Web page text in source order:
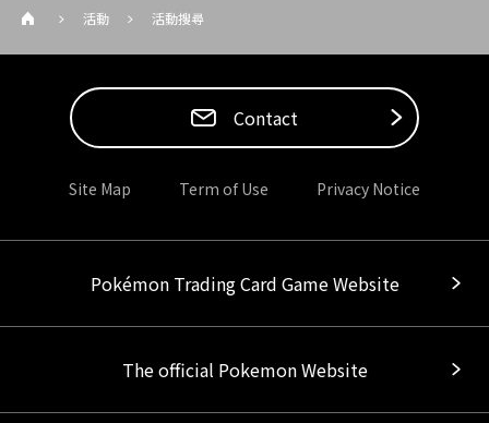
活動 活動搜尋
Contact
Site Map Term of Use Privacy Notice
Pokémon Trading Card Game Website
The official Pokemon Website